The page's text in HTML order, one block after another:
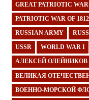
GREAT PATRIOTIC
PATRIOTIC WAR OF 1812
RUSSIAN ARMY
USSR WORLD WAR I
АЛЕКСЕЙ ОЛЕЙНИКОВ
ВЕЛИКАЯ
ВОЕННО-МОРСКОЙ